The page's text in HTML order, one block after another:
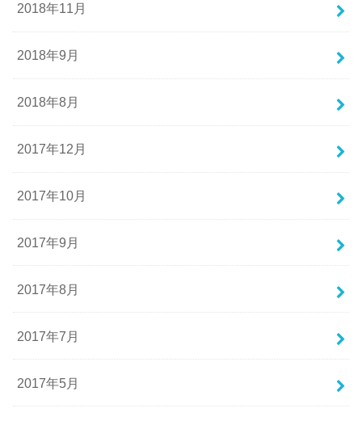
2018年11月
2018年9月
2018年8月
2017年12月
2017年10月
2017年9月
2017年8月
2017年7月
2017年5月